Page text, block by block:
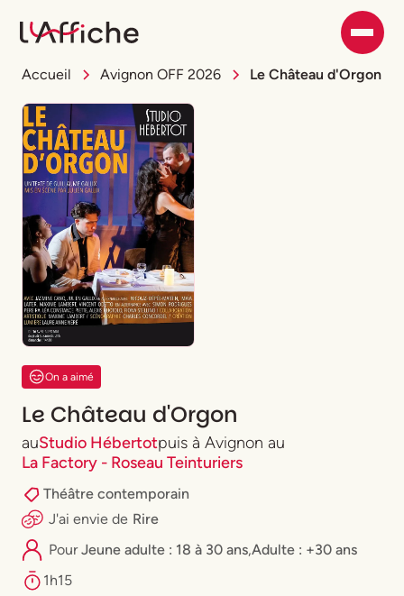
Accueil Avignon OFF 2026 Le Château d'Orgon
On a aimé
Le Château d'Orgon
auStudio Hébertotpuis à Avignon au
La Factory - Roseau Teinturiers
Théâtre contemporain
J'ai envie de Rire
Pour⁠Jeune adulte : 18 à 30 ans,Adulte : +30 ans
1h15